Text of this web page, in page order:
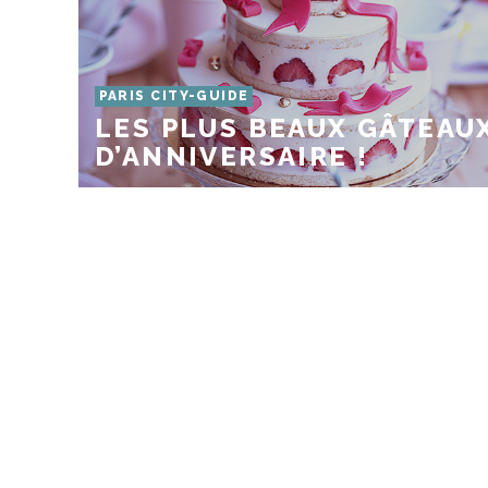
PARIS CITY-GUIDE
LES PLUS BEAUX
D’ANNIVERSAIRE !